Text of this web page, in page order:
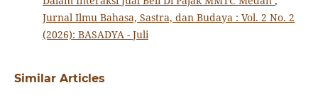
Jurnal Ilmu Bahasa, Sastra, dan Budaya : Vol. 2 No. 2
(2026): BASADYA - Juli
Similar Articles